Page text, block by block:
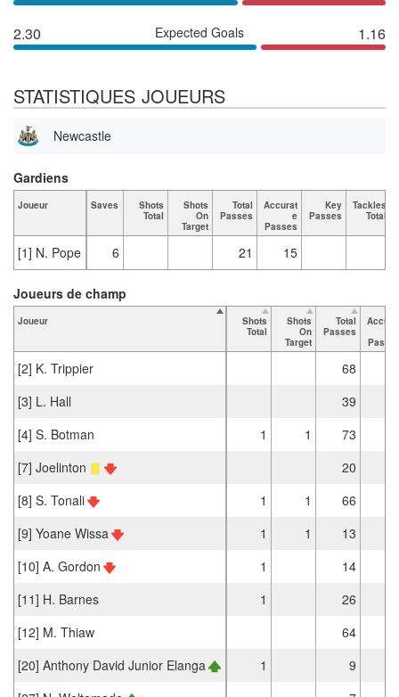
2.30 Expected Goals 1.16
STATISTIQUES JOUEURS
Newcastle
Joueur Saves
Shots
Total
Shots
On
Target
Total
Passes
Accurat
e
Passes
Key
Passes
Tackles
Total
[1] N. Pope 6 21 15
Gardiens
Joueur
Shots
Total
Shots
On
Target
Total
Passes
[2] K. Trippier 68
[3] L. Hall
39
[4] S. Botman
1 1 73
[7] Joelinton
20
[8] S. Tonali
1 1 66
[9] Yoane Wissa
1 1 13
[10] A. Gordon
1 14
[11] H. Barnes
1 26
[12] M. Thiaw
64
[20] Anthony David Junior Elanga
1 9
Joueurs de champ